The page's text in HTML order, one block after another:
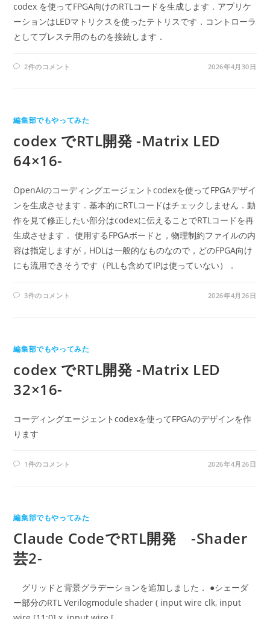
codex を使ってFPGA向けのRTLコードを生成します．アプリケ
ーションはLEDマトリクスを使ったテトリスです．コントローラ
としてプレステ用のものを接続します．
2件のコメント 2026年4月30日
編集部でもやってみた
codex でRTL開発 -Matrix LED
64×16-
OpenAIのコーディングエージェントcodexを使ってFPGAデザイ
ンを生成させます．基本的にRTLコードはチェックしません．動
作を見て修正したい部分はcodexに伝えることでRTLコードを再
生成させます． 使用するFPGAボードと，物理制約ファイルの内
容は指定しますが，HDLは一般的なものなので，どのFPGA向け
にも流用できそうです（PLLも含めてIPは使っていない）．
3件のコメント 2026年4月26日
編集部でもやってみた
codex でRTL開発 -Matrix LED
32×16-
コーディングエージェントcodexを使ってFPGAのデザインを作
ります
1件のコメント 2026年4月26日
編集部でもやってみた
Claude CodeでRTL開発 -Shader
芸2-
グリッドと背景グラデーションを追加しました． ●シェーダ
ー部分のRTL Verilogmodule shader ( input wire clk, input